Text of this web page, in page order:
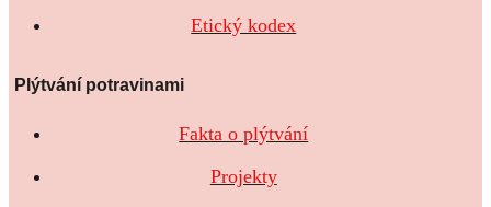
Etický kodex
Plýtvání potravinami
Fakta o plýtvání
Projekty